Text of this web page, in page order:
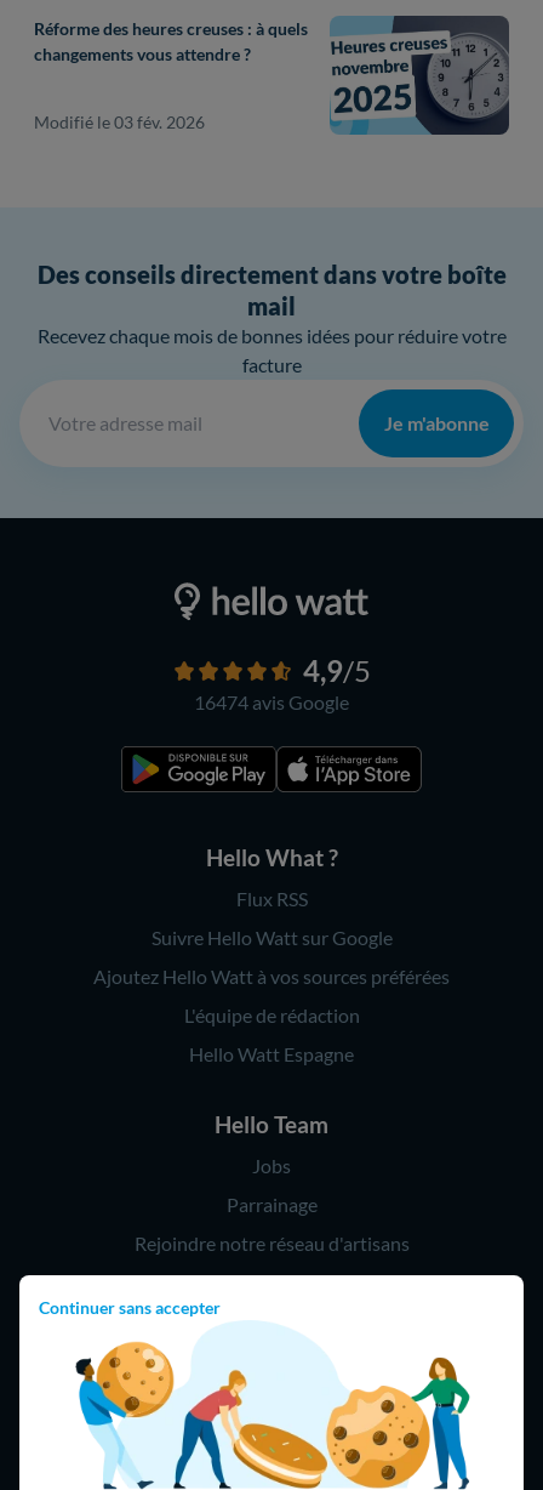
Continuer sans accepter
Réforme des heures creuses : à quels
changements vous attendre ?
Modifié le 03 fév. 2026
Des conseils directement dans votre boîte
mail
Recevez chaque mois de bonnes idées pour réduire votre
facture
Je m'abonne
4,9/5
16474 avis Google
Hello What ?
Flux RSS
Suivre Hello Watt sur Google
Ajoutez Hello Watt à vos sources préférées
L'équipe de rédaction
Hello Watt Espagne
Hello Team
Jobs
Parrainage
Rejoindre notre réseau d'artisans
Hello !
09 75 18 60 60
(8h-21h)
75018 Paris